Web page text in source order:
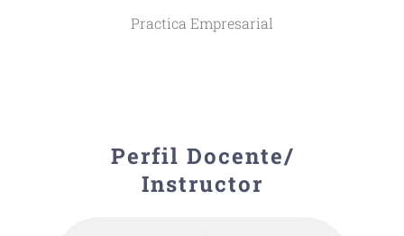
Practica Empresarial
Perfil Docente/
Instructor